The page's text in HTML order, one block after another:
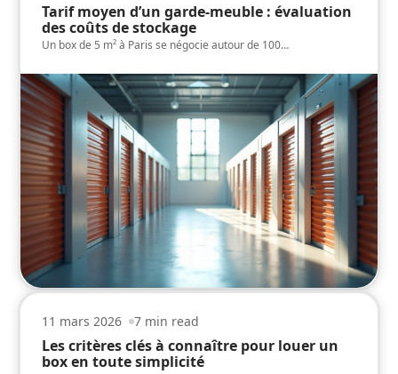
Tarif moyen d’un garde-meuble : évaluation
des coûts de stockage
Un box de 5 m² à Paris se négocie autour de 100…
7 min read
11 mars 2026
Les critères clés à connaître pour louer un
box en toute simplicité